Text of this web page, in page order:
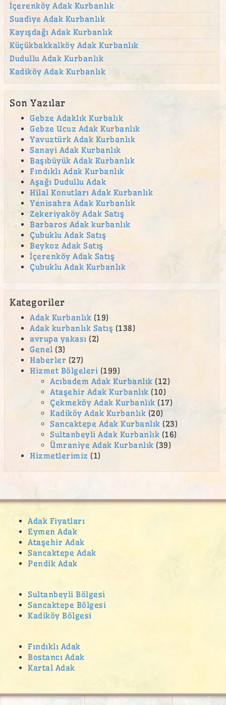
İçerenköy Adak Kurbanlık
Suadiye Adak Kurbanlık
Kayışdağı Adak Kurbanlık
Küçükbakkalköy Adak Kurbanlık
Dudullu Adak Kurbanlık
Kadiköy Adak Kurbanlık
Son Yazılar
Gebze Adaklık Kurbalık
Gebze Ucuz Adak Kurbanlık
Yavuztürk Adak Kurbanlık
Sanayi Adak Kurbanlık
Başıbüyük Adak Kurbanlık
Fındıklı Adak Kurbanlık
Aşağı Dudullu Adak
Hilal Konutları Adak Kurbanlık
Yenisahra Adak Kurbanlık
Zekeriyaköy Adak Satış
Barbaros Adak kurbanlık
Çubuklu Adak Satış
Beykoz Adak Satış
İçerenköy Adak Satış
Çubuklu Adak Kurbanlık
Kategoriler
Adak Kurbanlık (19)
Adak kurbanlık Satış (138)
avrupa yakası (2)
Genel (3)
Haberler (27)
Hizmet Bölgeleri (199)
Acıbadem Adak Kurbanlık (12)
Ataşehir Adak Kurbanlık (10)
Çekmeköy Adak Kurbanlık (17)
Kadiköy Adak Kurbanlık (20)
Sancaktepe Adak Kurbanlık (23)
Sultanbeyli Adak Kurbanlık (16)
Ümraniye Adak Kurbanlık (39)
Hizmetlerimiz (1)
Adak Fiyatları
Eymen Adak
Ataşehir Adak
Sancaktepe Adak
Pendik Adak
Sultanbeyli Bölgesi
Sancaktepe Bölgesi
Kadiköy Bölgesi
Fındıklı Adak
Bostancı Adak
Kartal Adak